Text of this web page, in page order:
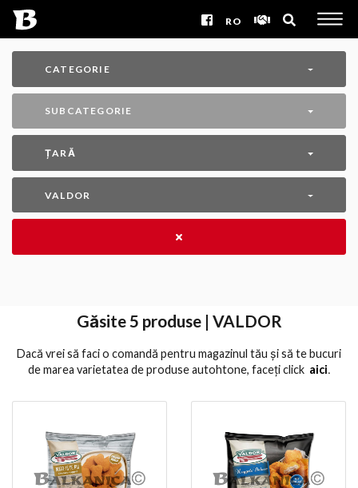
RO
CATEGORIE
SUBCATEGORIE
ȚARĂ
VALDOR
Găsite 5 produse | VALDOR
Dacă vrei să faci o comandă pentru magazinul tău și să te bucuri
de marea varietatea de produse autohtone, faceți click aici․